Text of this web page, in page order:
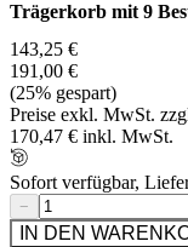
Trägerkorb mit 9
143,25 €
191,00 €
(25% gespart)
Preise exkl. MwSt.
170,47 € inkl. MwSt.
Sofort verfügbar,
−
IN DEN